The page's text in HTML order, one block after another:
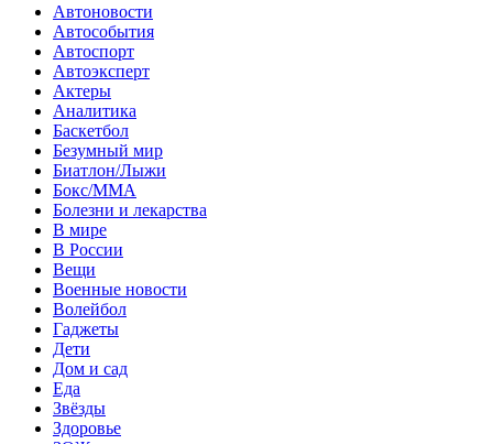
Автоновости
Автособытия
Автоспорт
Автоэксперт
Актеры
Аналитика
Баскетбол
Безумный мир
Биатлон/Лыжи
Бокс/MMA
Болезни и лекарства
В мире
В России
Вещи
Военные новости
Волейбол
Гаджеты
Дети
Дом и сад
Еда
Звёзды
Здоровье